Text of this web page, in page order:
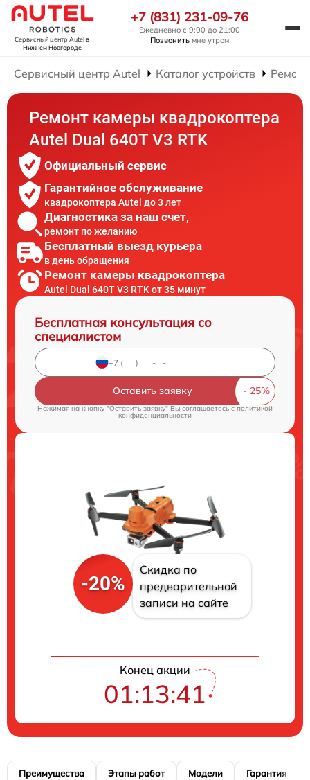
Сервисный центр Autelв
Нижнем Новгороде
+7 (831) 231-09-76
Ежедневно с 9:00 до 21:00
Позвонить мне утром
Сервисный центр Autel Каталог устройств
Ремонт камеры квадрокоптера
Autel Dual 640T V3 RTK
Официальный сервис
Гарантийное обслуживание
квадрокоптера Autel до 3 лет
Диагностика за наш счет,
ремонт по желанию
Бесплатный выезд курьера
в день обращения
Ремонт камеры квадрокоптера
Autel Dual 640T V3 RTK от 35 минут
Бесплатная консультация со
специалистом
Оставить заявку
Нажимая на кнопку "Оставить заявку" Вы соглашаетесь c политикой
конфиденциальности
-20%
Скидка по
предварительной
записи на сайте
Конец акции
01:13:41
Преимущества Этапы работ Модели Гарантия